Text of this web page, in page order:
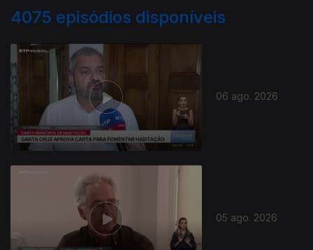
4075 episódios disponíveis
06 ago. 2026
05 ago. 2026